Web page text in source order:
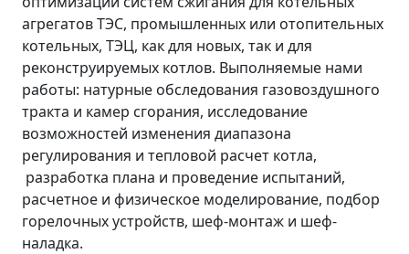
агрегатов ТЭС, промышленных или отопительных
котельных, ТЭЦ, как для новых, так и для
реконструируемых котлов. Выполняемые нами
работы: натурные обследования газовоздушного
тракта и камер сгорания, исследование
возможностей изменения диапазона
регулирования и тепловой расчет котла,
разработка плана и проведение испытаний,
расчетное и физическое моделирование, подбор
горелочных устройств, шеф-монтаж и шеф-
наладка.